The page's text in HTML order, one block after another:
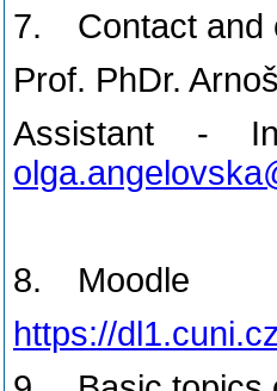
7.
Contact and
Prof. PhDr.
Assistant -
8.
Moodle
https://